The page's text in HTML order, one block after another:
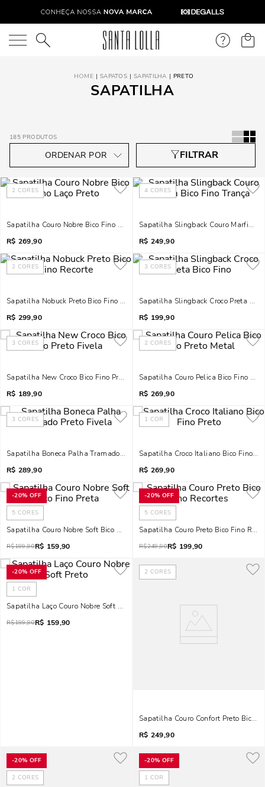
O que você está procurando?
SAPATOS SAPATILHA PRETO
SAPATILHA
185 PRODUTOS
2 CORES
Sapatilha Couro Nobre Bico Fino Laço Preto
R$ 269,90
4 CORES
Sapatilha Slingback Couro Marfim
R$ 249,90
2 CORES
Sapatilha Nobuck Preto Bico Fino Recorte
R$ 299,90
3 CORES
Sapatilha Slingback Croco Preta Bico
R$ 199,90
3 CORES
Sapatilha New Croco Bico Fino Preto Fivela
R$ 189,90
2 CORES
Sapatilha Couro Pelica Bico Fino
R$ 269,90
3 CORES
Sapatilha Boneca Palha Tramado Preto Fivela
R$ 289,90
1 COR
Sapatilha Croco Italiano Bico Fino
R$ 269,90
-20% OFF
5 CORES
Sapatilha Couro Nobre Soft Bico Fino Preta
R$199,90R$ 159,90
-20% OFF
5 CORES
Sapatilha Couro Preto Bico Fino
R$249,90R$ 199,90
-20% OFF
1 COR
Sapatilha Laço Couro Nobre Soft Preto
R$199,90R$ 159,90
2 CORES
Sapatilha Couro Confort Preto Bico
R$ 249,90
-20% OFF
2 CORES
-20% OFF
1 COR